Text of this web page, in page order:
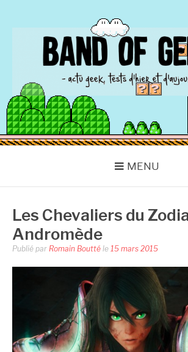
BAND OF
Actu Geek d'hier et d'aujourd'hui
MENU
Les Chevaliers du
Andromède
Publié par Romain Boutté le 15 mars 2015